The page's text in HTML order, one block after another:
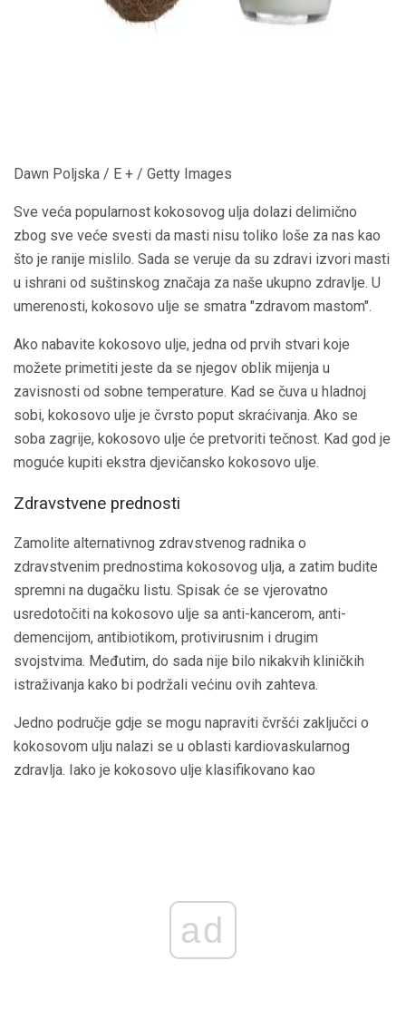
Dawn Poljska / E + / Getty Images
Sve veća popularnost kokosovog ulja dolazi delimično
zbog sve veće svesti da masti nisu toliko loše za nas kao
što je ranije mislilo. Sada se veruje da su zdravi izvori masti
u ishrani od suštinskog značaja za naše ukupno zdravlje. U
umerenosti, kokosovo ulje se smatra "zdravom mastom".
Ako nabavite kokosovo ulje, jedna od prvih stvari koje
možete primetiti jeste da se njegov oblik mijenja u
zavisnosti od sobne temperature. Kad se čuva u hladnoj
sobi, kokosovo ulje je čvrsto poput skraćivanja. Ako se
soba zagrije, kokosovo ulje će pretvoriti tečnost. Kad god je
moguće kupiti ekstra djevičansko kokosovo ulje.
Zdravstvene prednosti
Zamolite alternativnog zdravstvenog radnika o
zdravstvenim prednostima kokosovog ulja, a zatim budite
spremni na dugačku listu. Spisak će se vjerovatno
usredotočiti na kokosovo ulje sa anti-kancerom, anti-
demencijom, antibiotikom, protivirusnim i drugim
svojstvima. Međutim, do sada nije bilo nikakvih kliničkih
istraživanja kako bi podržali većinu ovih zahteva.
Jedno područje gdje se mogu napraviti čvršći zaključci o
kokosovom ulju nalazi se u oblasti kardiovaskularnog
zdravlja. Iako je kokosovo ulje klasifikovano kao
ad